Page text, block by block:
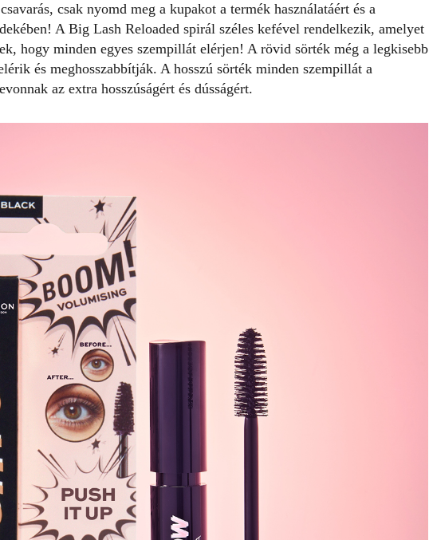
csak nyomd meg a kupakot a termék használatáért és a
A Big Lash Reloaded spirál széles kefével rendelkezik, amelyet
hogy minden egyes szempillát elérjen! A rövid sörték még a legkisebb
és meghosszabbítják. A hosszú sörték minden szempillát a
az extra hosszúságért és dússágért.